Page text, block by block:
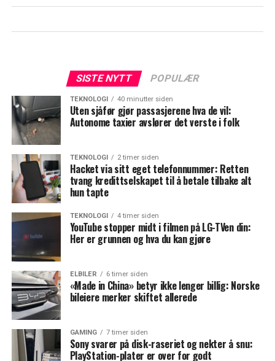
SISTE NYTT POPULÆR
TEKNOLOGI 40 minutter siden
Uten sjåfør gjør passasjerene hva de vil:
Autonome taxier avslører det verste i folk
TEKNOLOGI 2 timer siden
Hacket via sitt eget telefonnummer: Retten
tvang kredittselskapet til å betale tilbake alt
hun tapte
TEKNOLOGI 4 timer siden
YouTube stopper midt i filmen på LG-TVen din:
Her er grunnen og hva du kan gjøre
ELBILER 6 timer siden
«Made in China» betyr ikke lenger billig: Norske
bileiere merker skiftet allerede
GAMING 7 timer siden
Sony svarer på disk-raseriet og nekter å snu:
PlayStation-plater er over for godt